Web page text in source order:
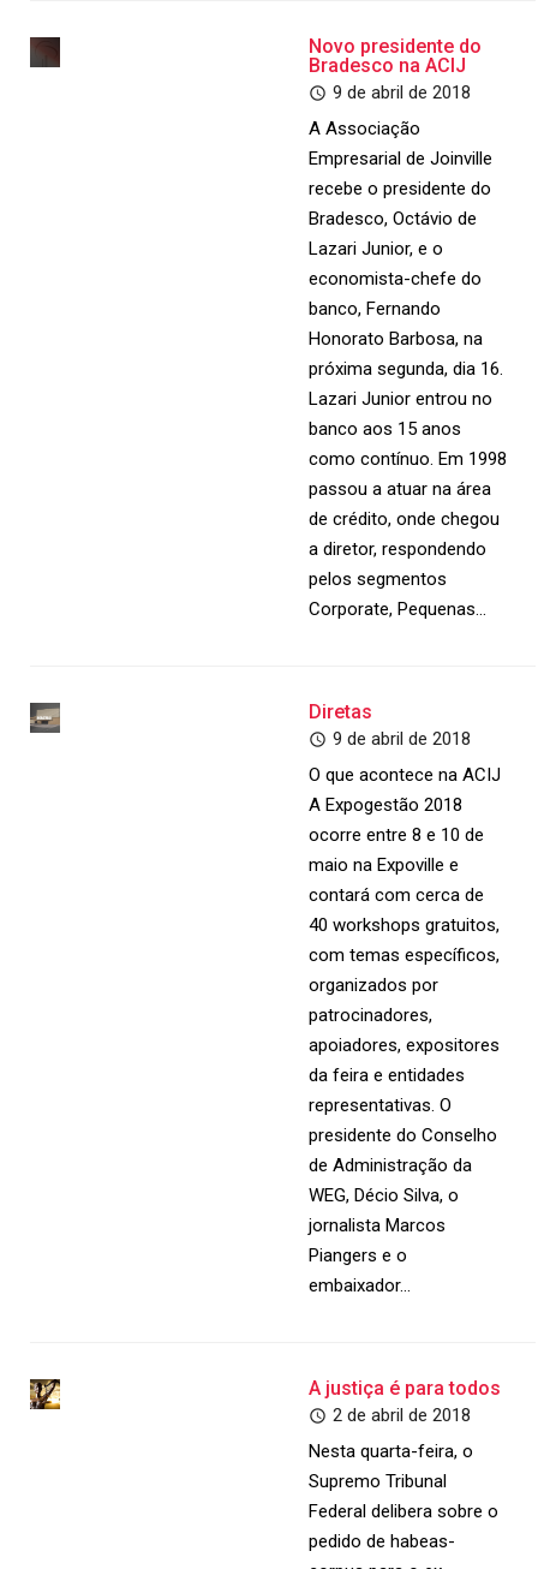
Novo presidente do
Bradesco na ACIJ
9 de abril de 2018
A Associação
Empresarial de Joinville
recebe o presidente do
Bradesco, Octávio de
Lazari Junior, e o
economista-chefe do
banco, Fernando
Honorato Barbosa, na
próxima segunda, dia 16.
Lazari Junior entrou no
banco aos 15 anos
como contínuo. Em 1998
passou a atuar na área
de crédito, onde chegou
a diretor, respondendo
pelos segmentos
Corporate, Pequenas…
Diretas
9 de abril de 2018
O que acontece na ACIJ
A Expogestão 2018
ocorre entre 8 e 10 de
maio na Expoville e
contará com cerca de
40 workshops gratuitos,
com temas específicos,
organizados por
patrocinadores,
apoiadores, expositores
da feira e entidades
representativas. O
presidente do Conselho
de Administração da
WEG, Décio Silva, o
jornalista Marcos
Piangers e o
embaixador…
A justiça é para todos
2 de abril de 2018
Nesta quarta-feira, o
Supremo Tribunal
Federal delibera sobre o
pedido de habeas-